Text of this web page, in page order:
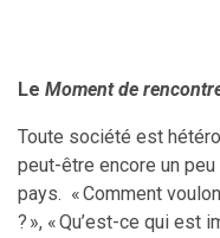
Le Moment de
Toute société est
peut-être encore un peu
pays. « Comment
? », « Qu’est-ce qui est